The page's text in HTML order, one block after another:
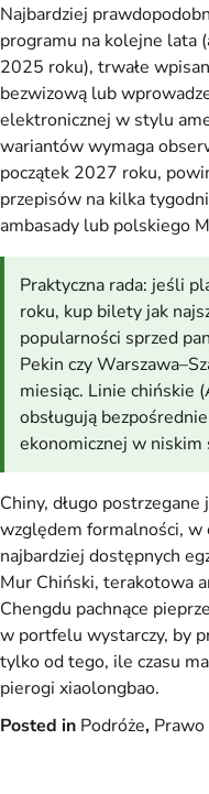
Najbardziej
programu na kolejne lata
2025 roku), trwałe
bezwizową lub
elektronicznej w stylu
wariantów wymaga
początek 2027 roku,
przepisów na kilka
ambasady lub polskiego
Praktyczna rada: jeśli
roku, kup bilety jak
popularności sprzed
Pekin czy
miesiąc. Linie chińskie
obsługują
ekonomicznej w niskim
Chiny, długo
względem formalności, w
najbardziej dostępnych
Mur Chiński, terakotowa
Chengdu pachnące
w portfelu wystarczy, by
tylko od tego, ile czasu
pierogi xiaolongbao.
Posted in Podróże, Prawo